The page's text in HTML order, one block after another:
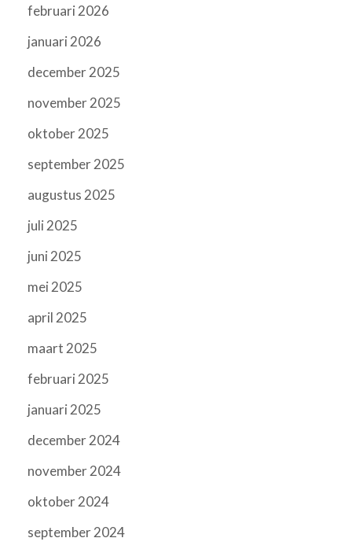
februari 2026
januari 2026
december 2025
november 2025
oktober 2025
september 2025
augustus 2025
juli 2025
juni 2025
mei 2025
april 2025
maart 2025
februari 2025
januari 2025
december 2024
november 2024
oktober 2024
september 2024